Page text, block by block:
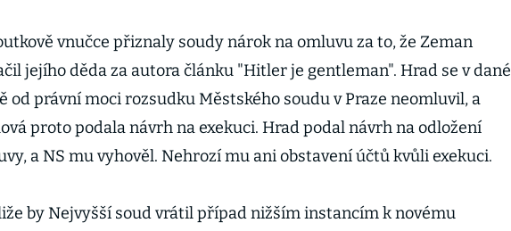
vnučce přiznaly soudy nárok na omluvu za to, že Zeman
jejího děda za autora článku "Hitler je gentleman". Hrad se v dané
od právní moci rozsudku Městského soudu v Praze neomluvil, a
proto podala návrh na exekuci. Hrad podal návrh na odložení
a NS mu vyhověl. Nehrozí mu ani obstavení účtů kvůli exekuci.
by Nejvyšší soud vrátil případ nižším instancím k novému